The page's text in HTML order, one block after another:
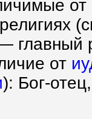
главный
от
): Бог-